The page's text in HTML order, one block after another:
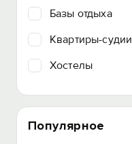
Базы отдыха
Квартиры-судии
Хостелы
Популярное